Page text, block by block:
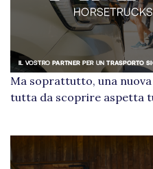
Ma soprattutto, una
tutta da scoprire aspetta